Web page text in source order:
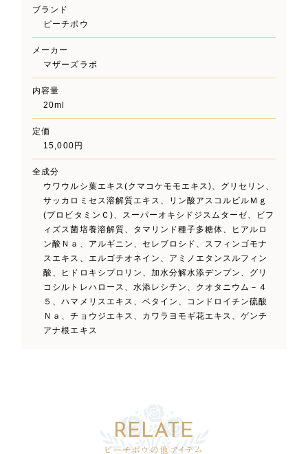
ブランド
ピーチポウ
メーカー
マザーズラボ
内容量
20ml
定価
15,000円
全成分
ウワウルシ葉エキス(クマコケモモエキス)、グリセリン、
サッカロミセス溶解質エキス、リン酸アスコルビルＭｇ
(プロビタミンＣ)、スーパーオキシドジスムターゼ、ビフ
ィズス菌培養溶解質、タマリンド種子多糖体、ヒアルロ
ン酸Ｎａ、アルギニン、セレブロシド、スフィンゴモナ
スエキス、エルゴチオネイン、アミノエタンスルフィン
酸、ヒドロキシプロリン、加水分解水添デンプン、グリ
コシルトレハロース、水添レシチン、クオタニウム－４
５、ハマメリスエキス、ベタイン、コンドロイチン硫酸
Ｎａ、チョウジエキス、カワラヨモギ花エキス、ゲンチ
アナ根エキス
ピーチポウの他アイテム